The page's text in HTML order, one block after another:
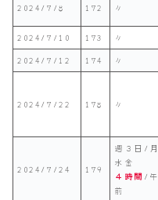
2024/7/8 172 〃
2024/7/10
173 〃
2024/7/12
174 〃
2024/7/22 178 〃
2024/7/24 179
週３日/月
水金
４時間 /午
前